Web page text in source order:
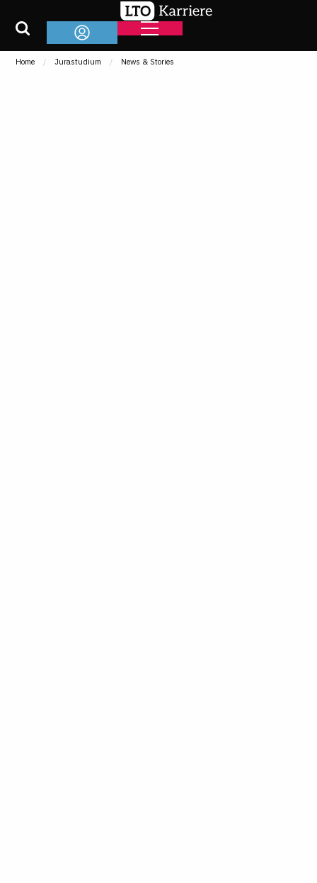
Home Jurastudium News & Stories